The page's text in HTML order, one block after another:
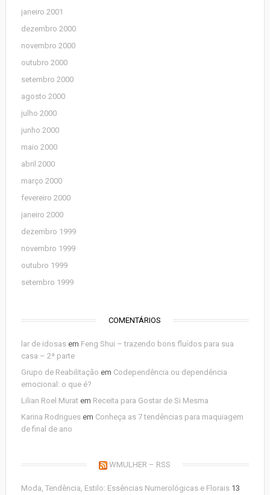
janeiro 2001
dezembro 2000
novembro 2000
outubro 2000
setembro 2000
agosto 2000
julho 2000
junho 2000
maio 2000
abril 2000
março 2000
fevereiro 2000
janeiro 2000
dezembro 1999
novembro 1999
outubro 1999
setembro 1999
COMENTÁRIOS
lar de idosasem Feng Shui – trazendo bons fluídos para sua
casa – 2ª parte
Grupo de Reabilitação em Codependência ou dependência
emocional: o que é?
Lilian Roel Muratem Receita para Gostar de Si Mesma
Karina Rodriguesem Conheça as 7 tendências para maquiagem
de final de ano
WMULHER – RSS
Moda, Tendência, Estilo: Essências Numerológicas e Florais 13